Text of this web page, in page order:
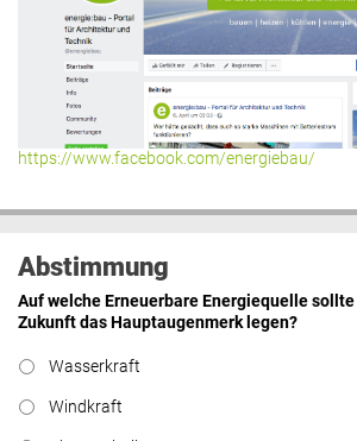
https://www.facebook.com/energiebau/
Abstimmung
Auf welche Erneuerbare Energiequelle
Zukunft das Hauptaugenmerk legen?
Wasserkraft
Windkraft